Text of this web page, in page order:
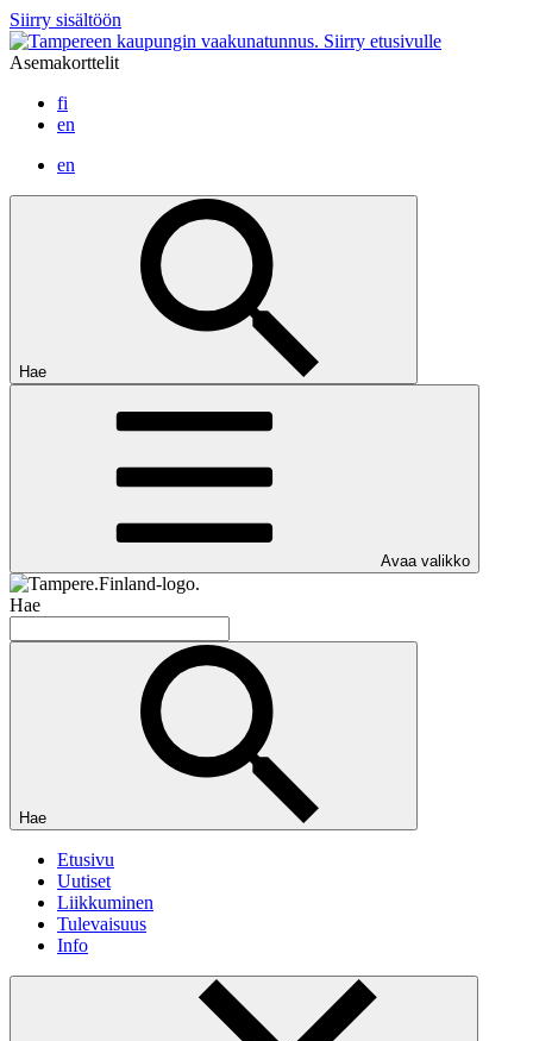
Siirry sisältöön
Siirry etusivulle
Asemakorttelit
fi
en
en
Hae
Avaa valikko
Hae
Hae
Etusivu
Uutiset
Liikkuminen
Tulevaisuus
Info